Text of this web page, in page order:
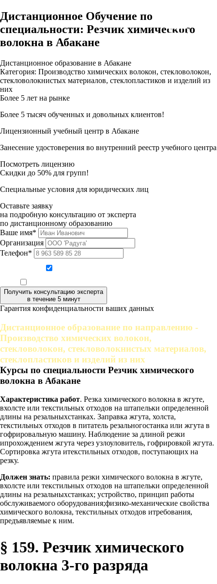
Дистанционное Обучение по
специальности: Резчик химического
волокна в Абакане
Дистанционное образование в Абакане
Категория: Производство химических волокон, стекловолокон,
стекловолокнистых материалов, стеклопластиков и изделий из
них
Более 5 лет на рынке
Более 5 тысяч обученных и довольных клиентов!
Лицензионный учебный центр в Абакане
Занесение удостоверения во внутренний реестр учебного центра
Посмотреть лицензию
Скидки до 50% для групп!
Специальные условия для юридических лиц
Оставьте заявку
на подробную консультацию от эксперта
по дистанционному образованию
Ваше имя*
Организация
Телефон*
Получить консультацию эксперта
в течение 5 минут
Гарантия конфиденциальности ваших данных
Дистанционное образование по направлению -
Производство химических волокон,
стекловолокон, стекловолокнистых материалов,
стеклопластиков и изделий из них
Курсы по специальности Резчик химического
волокна в Абакане
Характеристика работ. Резка химического волокна в жгуте,
вхолсте или текстильных отходов на штапельки определенной
длины на резальныхстанках. Заправка жгута, холста,
текстильных отходов в питатель резальногостанка или жгута в
гофрировальную машину. Наблюдение за длиной резки
ипрохождением жгута через узлоуловитель, гофрировкой жгута.
Сортировка жгута итекстильных отходов, поступающих на
резку.
Должен знать: правила резки химического волокна в жгуте,
вхолсте или текстильных отходов на штапельки определенной
длины на резальныхстанках; устройство, принцип работы
обслуживаемого оборудования;физико-механические свойства
химического волокна, текстильных отходов итребования,
предъявляемые к ним.
§ 159. Резчик химического
волокна 3-го разряда